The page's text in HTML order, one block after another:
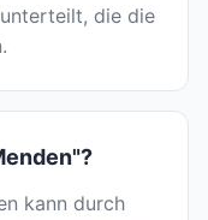
die die
kann durch